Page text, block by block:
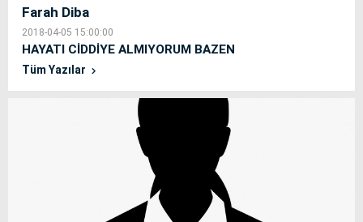
Farah Diba
2018-04-05 15:00:00
HAYATI CİDDİYE ALMIYORUM BAZEN
Tüm Yazılar